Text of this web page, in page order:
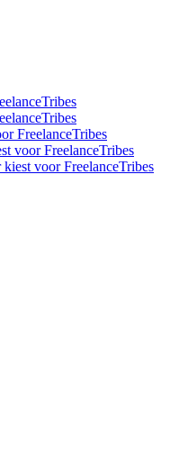
FreelanceTribes
voor FreelanceTribes
voor FreelanceTribes